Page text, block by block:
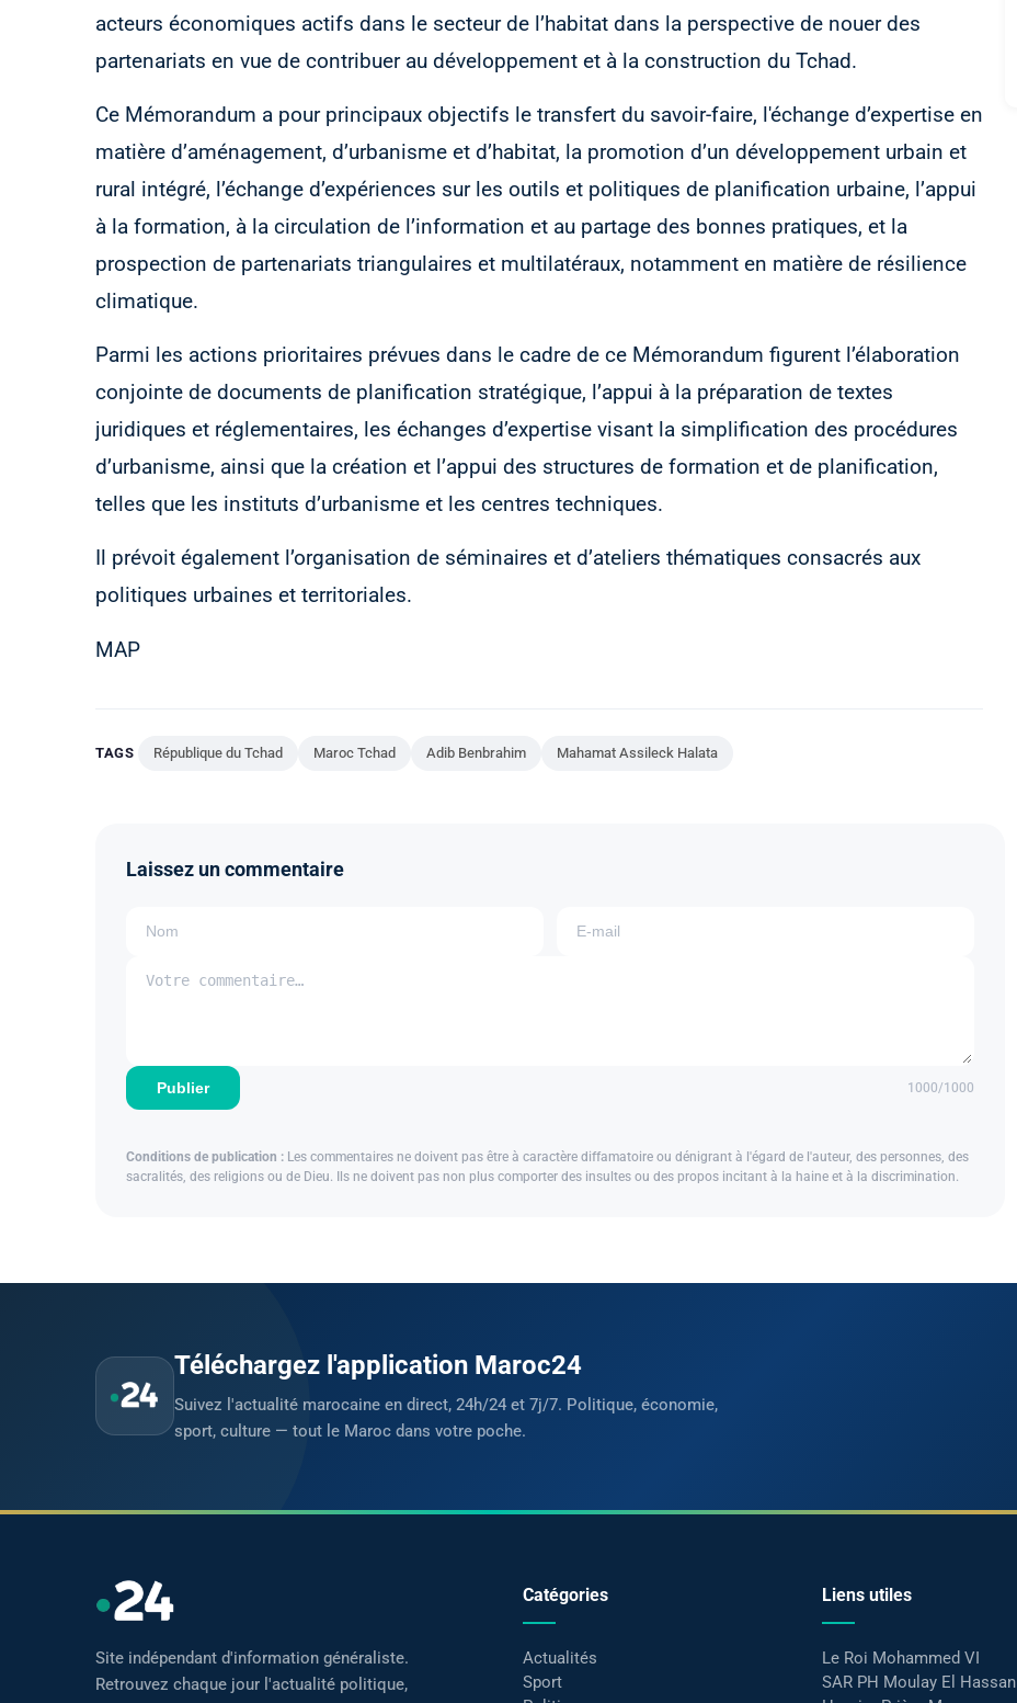
acteurs économiques actifs dans le secteur de l’habitat dans la perspective de nouer des
partenariats en vue de contribuer au développement et à la construction du Tchad.
Ce Mémorandum a pour principaux objectifs le transfert du savoir-faire, l'échange d’expertise en
matière d’aménagement, d’urbanisme et d’habitat, la promotion d’un développement urbain et
rural intégré, l’échange d’expériences sur les outils et politiques de planification urbaine, l’appui
à la formation, à la circulation de l’information et au partage des bonnes pratiques, et la
prospection de partenariats triangulaires et multilatéraux, notamment en matière de résilience
climatique.
Parmi les actions prioritaires prévues dans le cadre de ce Mémorandum figurent l’élaboration
conjointe de documents de planification stratégique, l’appui à la préparation de textes
juridiques et réglementaires, les échanges d’expertise visant la simplification des procédures
d’urbanisme, ainsi que la création et l’appui des structures de formation et de planification,
telles que les instituts d’urbanisme et les centres techniques.
Il prévoit également l’organisation de séminaires et d’ateliers thématiques consacrés aux
politiques urbaines et territoriales.
MAP
TAGS République du Tchad Maroc Tchad Adib Benbrahim Mahamat Assileck Halata
Laissez un commentaire
Publier 1000/1000
Conditions de publication : Les commentaires ne doivent pas être à caractère diffamatoire ou dénigrant à l'égard de l'auteur, des personnes, des
sacralités, des religions ou de Dieu. Ils ne doivent pas non plus comporter des insultes ou des propos incitant à la haine et à la discrimination.
Téléchargez l'application Maroc24
Suivez l'actualité marocaine en direct, 24h/24 et 7j/7. Politique, économie,
sport, culture — tout le Maroc dans votre poche.
Site indépendant d'information généraliste.
Retrouvez chaque jour l'actualité politique,
Catégories
Actualités
Sport
Liens utiles
Le Roi Mohammed VI
SAR PH Moulay El Hassan